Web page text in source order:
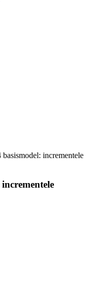
basismodel: incrementele